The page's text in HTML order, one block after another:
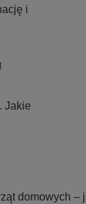
i
Jakie
domowych –